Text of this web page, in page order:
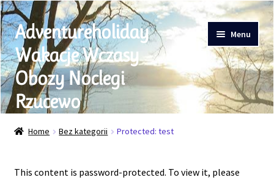
Skip
to
navigation
Skip
to
content
Adventureholiday
Wakacje Wczasy
Obozy Noclegi
Rzucewo
Menu
Moje konto
Weekend w siodle
Home Bez kategorii Protected: test
This content is password-protected. To view it, please